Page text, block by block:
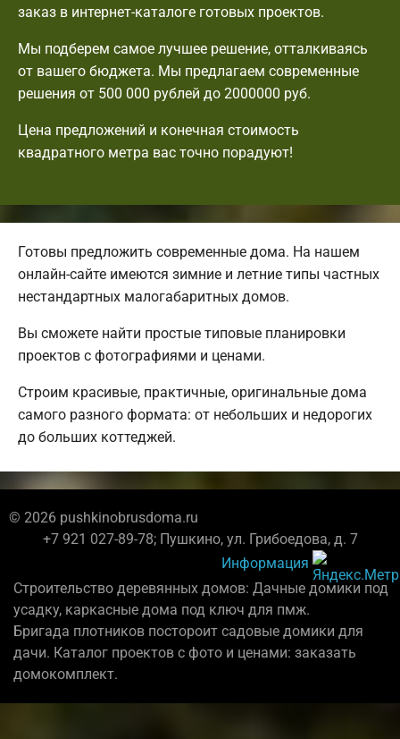
заказ в интернет-каталоге готовых проектов.
Мы подберем самое лучшее решение, отталкиваясь
от вашего бюджета. Мы предлагаем современные
решения от 500 000 рублей до 2000000 руб.
Цена предложений и конечная стоимость
квадратного метра вас точно порадуют!
Готовы предложить современные дома. На нашем
онлайн-сайте имеются зимние и летние типы частных
нестандартных малогабаритных домов.
Вы сможете найти простые типовые планировки
проектов с фотографиями и ценами.
Строим красивые, практичные, оригинальные дома
самого разного формата: от небольших и недорогих
до больших коттеджей.
© 2026 pushkinobrusdoma.ru
+7 921 027-89-78; Пушкино, ул. Грибоедова, д. 7
Информация
Строительство деревянных домов: Дачные домики под
усадку, каркасные дома под ключ для пмж.
Бригада плотников постороит садовые домики для
дачи. Каталог проектов с фото и ценами: заказать
домокомплект.